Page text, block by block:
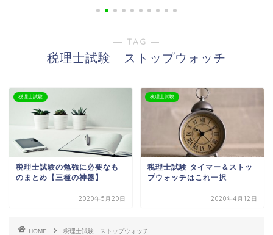
― TAG ―
税理士試験 ストップウォッチ
税理士試験
税理士試験の勉強に必要なも
のまとめ【三種の神器】
2020年5月20日
税理士試験
税理士試験 タイマー＆ストッ
プウォッチはこれ一択
2020年4月12日
HOME 税理士試験 ストップウォッチ